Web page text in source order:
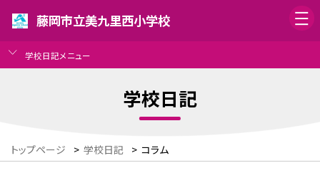
藤岡市立美九里西小学校
学校日記メニュー
学校日記
トップページ > 学校日記 > コラム